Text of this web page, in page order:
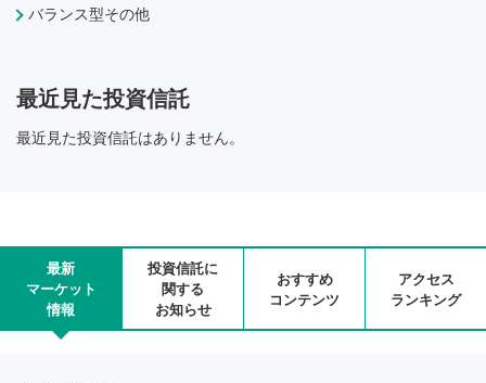
バランス型その他
最近見た投資信託
最近見た投資信託はありません。
最新
マーケット
情報
投資信託に
関する
お知らせ
おすすめ
コンテンツ
アクセス
ランキング